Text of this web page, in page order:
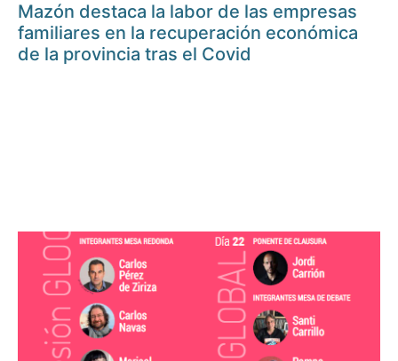
Mazón destaca la labor de las empresas
familiares en la recuperación económica
de la provincia tras el Covid